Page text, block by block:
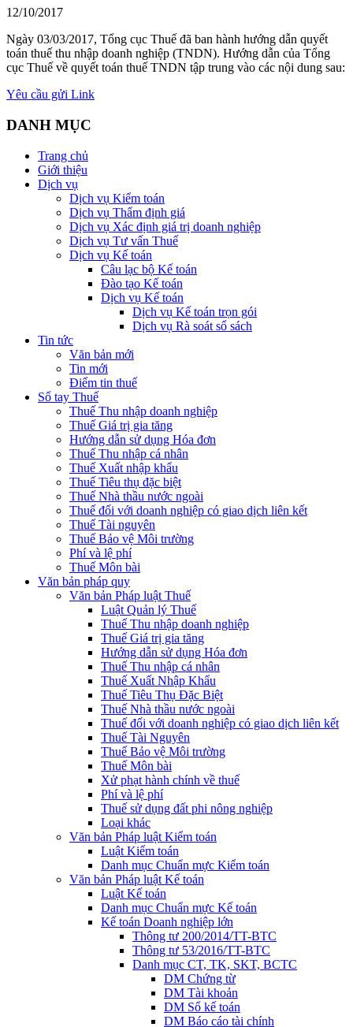
12/10/2017
Ngày 03/03/2017, Tổng cục Thuế đã ban hành hướng dẫn quyết
toán thuế thu nhập doanh nghiệp (TNDN). Hướng dẫn của Tổng
cục Thuế về quyết toán thuế TNDN tập trung vào các nội dung sau:
Yêu cầu gửi Link
DANH MỤC
Trang chủ
Giới thiệu
Dịch vụ
Dịch vụ Kiểm toán
Dịch vụ Thẩm định giá
Dịch vụ Xác định giá trị doanh nghiệp
Dịch vụ Tư vấn Thuế
Dịch vụ Kế toán
Câu lạc bộ Kế toán
Đào tạo Kế toán
Dịch vụ Kế toán
Dịch vụ Kế toán trọn gói
Dịch vụ Rà soát sổ sách
Tin tức
Văn bản mới
Tin mới
Điểm tin thuế
Sổ tay Thuế
Thuế Thu nhập doanh nghiệp
Thuế Giá trị gia tăng
Hướng dẫn sử dụng Hóa đơn
Thuế Thu nhập cá nhân
Thuế Xuất nhập khẩu
Thuế Tiêu thụ đặc biệt
Thuế Nhà thầu nước ngoài
Thuế đối với doanh nghiệp có giao dịch liên kết
Thuế Tài nguyên
Thuế Bảo vệ Môi trường
Phí và lệ phí
Thuế Môn bài
Văn bản pháp quy
Văn bản Pháp luật Thuế
Luật Quản lý Thuế
Thuế Thu nhập doanh nghiệp
Thuế Giá trị gia tăng
Hướng dẫn sử dụng Hóa đơn
Thuế Thu nhập cá nhân
Thuế Xuất Nhập Khẩu
Thuế Tiêu Thụ Đặc Biệt
Thuế Nhà thầu nước ngoài
Thuế đối với doanh nghiệp có giao dịch liên kết
Thuế Tài Nguyên
Thuế Bảo vệ Môi trường
Thuế Môn bài
Xử phạt hành chính về thuế
Phí và lệ phí
Thuế sử dụng đất phi nông nghiệp
Loại khác
Văn bản Pháp luật Kiểm toán
Luật Kiểm toán
Danh mục Chuẩn mực Kiểm toán
Văn bản Pháp luật Kế toán
Luật Kế toán
Danh mục Chuẩn mực Kế toán
Kế toán Doanh nghiệp lớn
Thông tư 200/2014/TT-BTC
Thông tư 53/2016/TT-BTC
Danh mục CT, TK, SKT, BCTC
DM Chứng từ
DM Tài khoản
DM Sổ kế toán
DM Báo cáo tài chính